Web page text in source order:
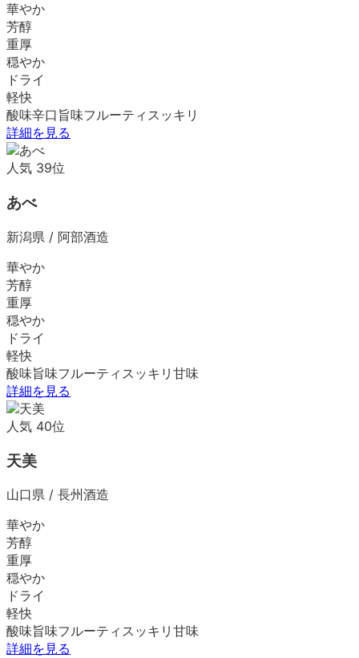
華やか
芳醇
重厚
穏やか
ドライ
軽快
酸味辛口 旨味フルーティ スッキリ
詳細を見る
人気 39位
あべ
新潟県 / 阿部酒造
華やか
芳醇
重厚
穏やか
ドライ
軽快
酸味旨味フルーティ スッキリ 甘味
詳細を見る
人気 40位
天美
山口県 / 長州酒造
華やか
芳醇
重厚
穏やか
ドライ
軽快
酸味旨味フルーティ スッキリ 甘味
詳細を見る